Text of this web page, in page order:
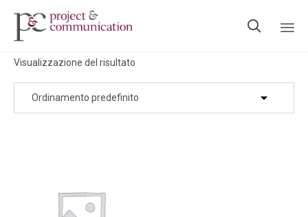

Visualizzazione del risultato